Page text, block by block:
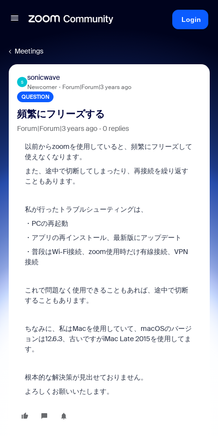
Login
Meetings
S
sonicwave
Newcomer Forum|Forum|3 years ago
QUESTION
頻繁にフリーズする
Forum|Forum|3 years ago 0 replies
以前からzoomを使用していると、頻繁にフリーズして
使えなくなります。
また、途中で切断してしまったり、再接続を繰り返す
こともあります。
私が行ったトラブルシューティングは、
・PCの再起動
・アプリの再インストール、最新版にアップデート
・普段はWi-Fi接続、zoom使用時だけ有線接続、VPN
接続
これで問題なく使用できることもあれば、途中で切断
することもあります。
ちなみに、私はMacを使用していて、macOSのバージ
ョンは12.6.3、古いですがiMac Late 2015を使用してま
す。
根本的な解決策が見出せておりません。
よろしくお願いいたします。